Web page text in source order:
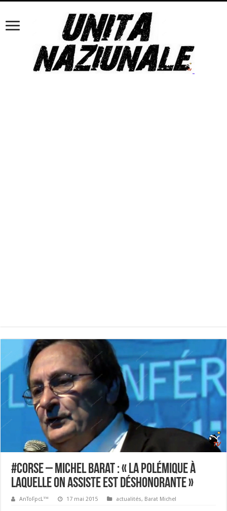
#corse – Michel Barat : « La polémique à
laquelle on assiste est déshonorante »
AnToFpcL™ 17 mai 2015 actualités, Barat Michel